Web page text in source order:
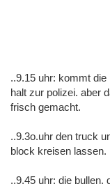
..9.15 uhr: kommt
halt zur polizei. aber
frisch gemacht.
..9.3o.uhr den truck
block kreisen lassen.
..9.45 uhr: die bullen,